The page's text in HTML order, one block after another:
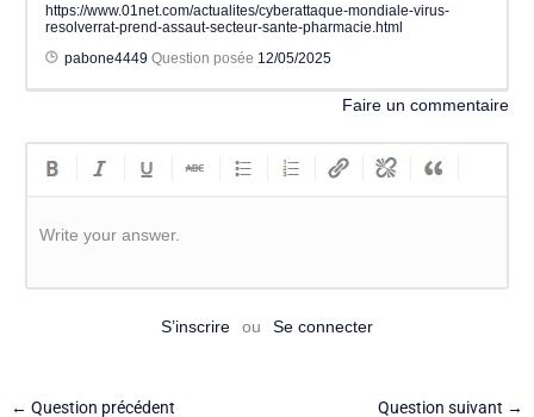
https://www.01net.com/actualites/cyberattaque-mondiale-virus-
resolverrat-prend-assaut-secteur-sante-pharmacie.html
pabone4449 Question posée 12/05/2025
Faire un commentaire
Write your answer.
S’inscrire ou Se connecter
← Question précédent Question suivant →